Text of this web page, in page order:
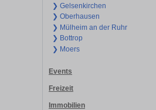
❯ Gelsenkirchen
❯ Oberhausen
❯ Mülheim an der Ruhr
❯ Bottrop
❯ Moers
Events
Freizeit
Immobilien